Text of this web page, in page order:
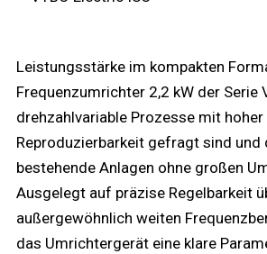
Leistungsstärke im kompakten
Frequenzumrichter 2,2 kW der Serie
drehzahlvariable Prozesse mit hoher
Reproduzierbarkeit gefragt sind und
bestehende Anlagen ohne großen
Ausgelegt auf präzise Regelbarkeit
außergewöhnlich weiten
das Umrichtergerät eine klare